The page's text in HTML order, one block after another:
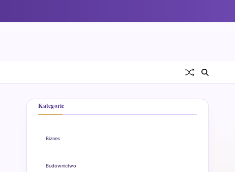
Kategorie
Biznes
Budownictwo